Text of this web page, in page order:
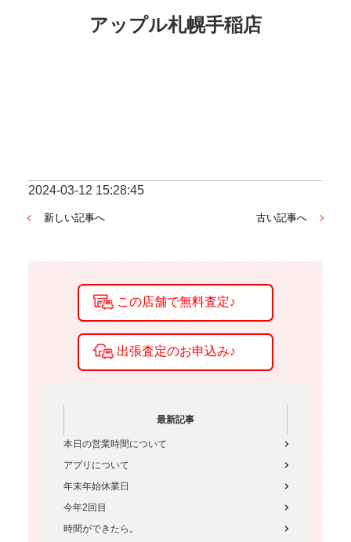
アップル札幌手稲店
2024-03-12 15:28:45
新しい記事へ 古い記事へ
最新記事
本日の営業時間について
アプリについて
年末年始休業日
今年2回目
時間ができたら。